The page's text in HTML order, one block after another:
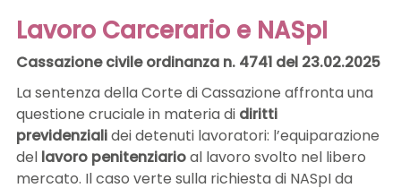
Lavoro Carcerario e NASpI
Cassazione civile ordinanza n. 4741 del 23.02.2025
La sentenza della Corte di Cassazione affronta una
questione cruciale in materia di diritti
previdenzialidei detenuti lavoratori: l’equiparazione
del lavoro penitenziarioal lavoro svolto nel libero
mercato. Il caso verte sulla richiesta di NASpI da